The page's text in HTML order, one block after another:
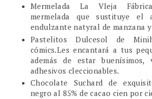
Mermelada La VIeja
mermelada que sustituye el
endulzante natyral de manzana
Pastelitos Dulcesol de
cómics.Les encantará a tus
además de estar buenísimos,
adhesivos cleccionables.
Chocolate Suchard de
negro al 85% de cacao cien por